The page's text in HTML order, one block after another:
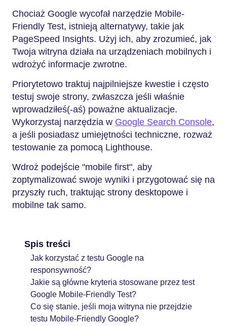
Chociaż Google wycofał narzędzie Mobile-
Friendly Test, istnieją alternatywy, takie jak
PageSpeed Insights. Użyj ich, aby zrozumieć, jak
Twoja witryna działa na urządzeniach mobilnych i
wdrożyć informacje zwrotne.
Priorytetowo traktuj najpilniejsze kwestie i często
testuj swoje strony, zwłaszcza jeśli właśnie
wprowadziłeś(-aś) poważne aktualizacje.
Wykorzystaj narzędzia w Google Search Console,
a jeśli posiadasz umiejętności techniczne, rozważ
testowanie za pomocą Lighthouse.
Wdroż podejście "mobile first", aby
zoptymalizować swoje wyniki i przygotować się na
przyszły ruch, traktując strony desktopowe i
mobilne tak samo.
Spis treści
Jak korzystać z testu Google na
responsywność?
Jakie są główne kryteria stosowane przez test
Google Mobile-Friendly Test?
Co się stanie, jeśli moja witryna nie przejdzie
testu Mobile-Friendly Google?